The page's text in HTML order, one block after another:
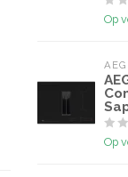
Op
AEG
Op